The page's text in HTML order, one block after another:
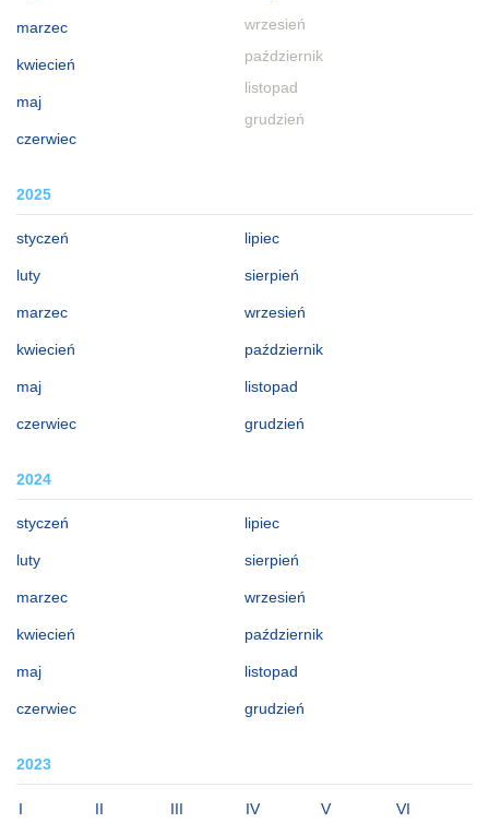
marzec
kwiecień
maj
czerwiec
wrzesień
październik
listopad
grudzień
2025
styczeń
luty
marzec
kwiecień
maj
czerwiec
lipiec
sierpień
wrzesień
październik
listopad
grudzień
2024
styczeń
luty
marzec
kwiecień
maj
czerwiec
lipiec
sierpień
wrzesień
październik
listopad
grudzień
2023
I II III IV V VI